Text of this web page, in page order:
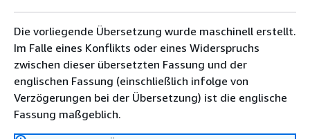
Die vorliegende Übersetzung wurde maschinell erstellt.
Im Falle eines Konflikts oder eines Widerspruchs
zwischen dieser übersetzten Fassung und der
englischen Fassung (einschließlich infolge von
Verzögerungen bei der Übersetzung) ist die englische
Fassung maßgeblich.